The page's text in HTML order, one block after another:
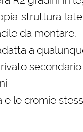
struttura
da montare.
a
secondario
le cromie